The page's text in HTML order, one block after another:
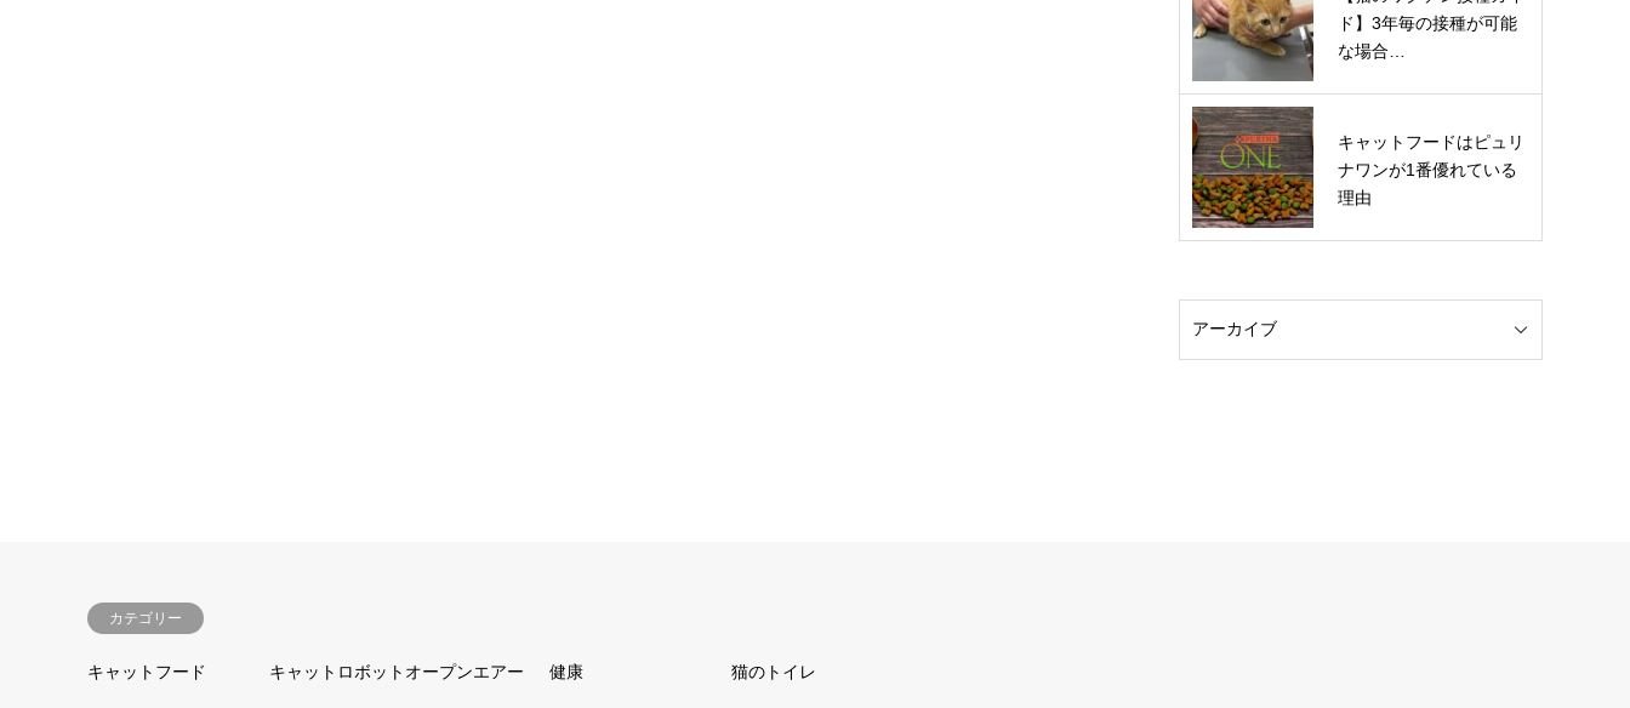
ド】3年毎の接種が可能
な場合…
キャットフードはピュリ
ナワンが1番優れている
理由
カテゴリー
キャットフード キャットロボットオープンエアー 健康 猫のトイレ